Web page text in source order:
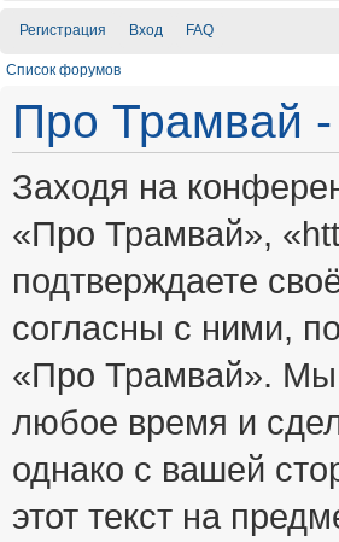
Регистрация Вход FAQ
Список форумов
Про Трамвай
Заходя на
«Про Трамвай»,
подтверждаете
согласны с ними,
«Про Трамвай». Мы
любое время и
однако с вашей
этот текст на